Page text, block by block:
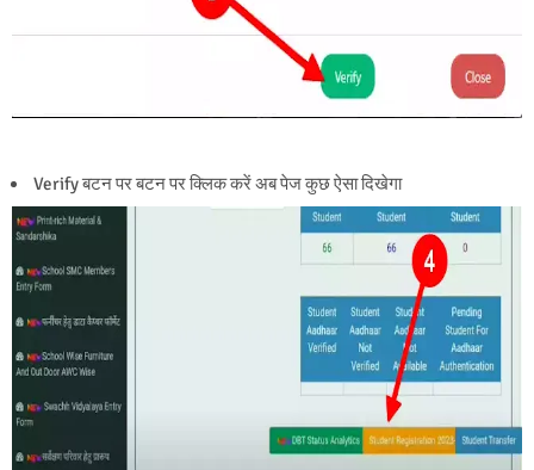
Verify बटन पर बटन पर क्लिक करें अब पेज कुछ ऐसा दिखेगा